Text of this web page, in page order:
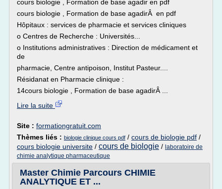
cours biologie , Formation de base agadir en pdf
cours biologie , Formation de base agadirÂ en pdf
Hôpitaux : services de pharmacie et services cliniques
o Centres de Recherche : Universités...
o Institutions administratives : Direction de médicament et
de
pharmacie, Centre antipoison, Institut Pasteur....
Résidanat en Pharmacie clinique :
14cours biologie , Formation de base agadirÂ ...
Lire la suite
Site : formationgratuit.com
Thèmes liés : biologie clinique cours pdf / cours de biologie pdf /
cours biologie universite / cours de biologie / laboratoire de
chimie analytique pharmaceutique
Master Chimie Parcours CHIMIE
ANALYTIQUE ET ...